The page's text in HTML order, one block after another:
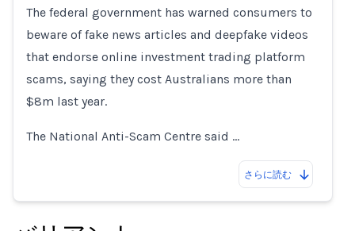
The federal government has warned consumers to
beware of fake news articles and deepfake videos
that endorse online investment trading platform
scams, saying they cost Australians more than
$8m last year.
The National Anti-Scam Centre said …
さらに読む